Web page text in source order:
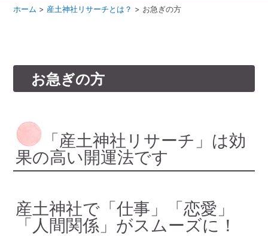
ホーム > 産土神社リサーチとは？ > お急ぎの方
お急ぎの方
「産土神社リサーチ」は効
果の高い開運法です
産土神社で「仕事」「恋愛」
「人間関係」がスムーズに！